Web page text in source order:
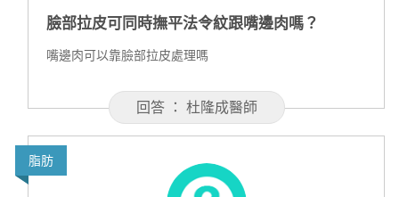
臉部拉皮可同時撫平法令紋跟嘴邊肉嗎？
嘴邊肉可以靠臉部拉皮處理嗎
回答 ： 杜隆成醫師
脂肪